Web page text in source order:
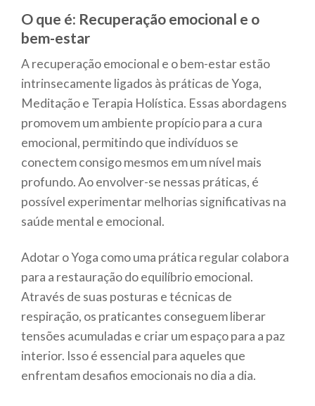
O que é: Recuperação emocional e o
bem-estar
A recuperação emocional e o bem-estar estão
intrinsecamente ligados às práticas de Yoga,
Meditação e Terapia Holística. Essas abordagens
promovem um ambiente propício para a cura
emocional, permitindo que indivíduos se
conectem consigo mesmos em um nível mais
profundo. Ao envolver-se nessas práticas, é
possível experimentar melhorias significativas na
saúde mental e emocional.
Adotar o Yoga como uma prática regular colabora
para a restauração do equilíbrio emocional.
Através de suas posturas e técnicas de
respiração, os praticantes conseguem liberar
tensões acumuladas e criar um espaço para a paz
interior. Isso é essencial para aqueles que
enfrentam desafios emocionais no dia a dia.